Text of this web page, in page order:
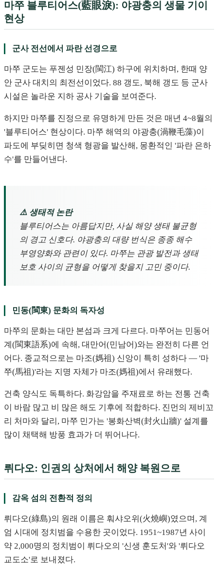
마쭈 블루티어스(藍眼淚): 야광충의 생물 기이
현상
군사 전선에서 파란 선경으로
마쭈 군도는 푸젠성 민장(閩江) 하구에 위치하며, 한때 양
안 군사 대치의 최전선이었다. 88 갱도, 북해 갱도 등 군사
시설은 놀라운 지하 공사 기술을 보여준다.
하지만 마쭈를 진정으로 유명하게 만든 것은 매년 4~8월의
'블루티어스' 현상이다. 마쭈 해역의 야광충(渦鞭毛藻)이
파도에 부딪히면 청색 형광을 발산해, 몽환적인 '파란 은하
수'를 만들어낸다.
⚠️ 생태적 논란
블루티어스는 아름답지만, 사실 해양 생태 불균형
의 경고 신호다. 야광충의 대량 번식은 종종 해수
부영양화와 관련이 있다. 마쭈는 관광 발전과 생태
보호 사이의 균형을 어떻게 찾을지 고민 중이다.
민동(閩東) 문화의 독자성
마쭈의 문화는 대만 본섬과 크게 다르다. 마쭈어는 민동어
계(閩東語系)에 속해, 대만어(민남어)와는 완전히 다른 언
어다. 종교적으로는 마조(媽祖) 신앙이 특히 성하다 — '마
쭈(馬祖)'라는 지명 자체가 마조(媽祖)에서 유래했다.
건축 양식도 독특하다. 화강암을 주재료로 하는 전통 건축
이 바람 많고 비 많은 해도 기후에 적합하다. 진먼의 제비꼬
리 처마와 달리, 마쭈 민가는 '봉화산벽(封火山牆)' 설계를
많이 채택해 방풍 효과가 더 뛰어나다.
뤼다오: 인권의 상처에서 해양 복원으로
감옥 섬의 전환적 정의
뤼다오(綠島)의 원래 이름은 훠샤오위(火燒嶼)였으며, 계
엄 시대에 정치범을 수용한 곳이었다. 1951~1987년 사이
약 2,000명의 정치범이 뤼다오의 '신생 훈도처'와 '뤼다오
교도소'로 보내졌다.